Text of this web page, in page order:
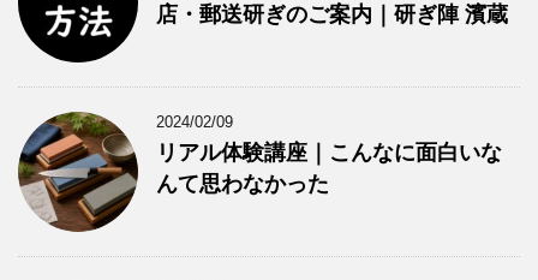
店・郵送研ぎのご案内｜研ぎ陣 濱蔵
2024/02/09
リアル体験講座｜こんなに面白いな
んて思わなかった